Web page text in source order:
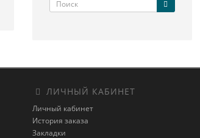
ЛИЧНЫЙ КАБИНЕТ
Личный кабинет
История заказа
Закладки